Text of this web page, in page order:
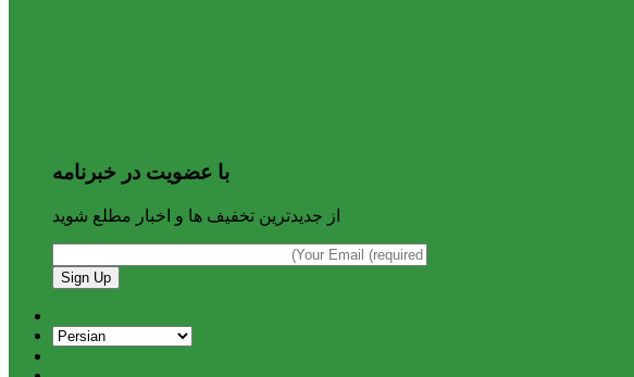
با عضویت در خبرنامه
از جدیدترین تخفیف ها و اخبار مطلع شوید